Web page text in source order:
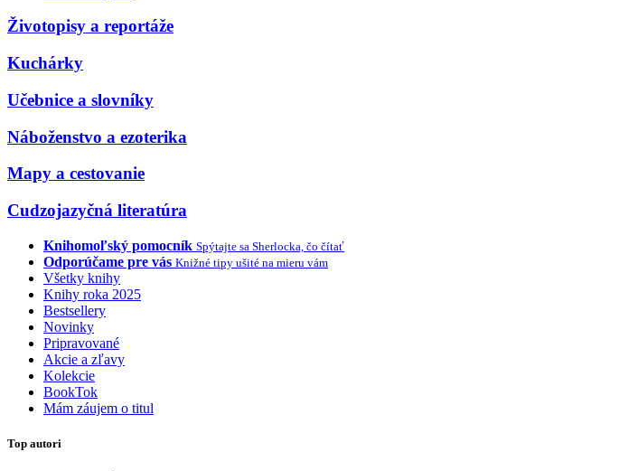
Životopisy a reportáže
Kuchárky
Učebnice a slovníky
Náboženstvo a ezoterika
Mapy a cestovanie
Cudzojazyčná literatúra
Knihomoľský pomocník Spýtajte sa Sherlocka, čo čítať
Odporúčame pre vás Knižné tipy ušité na mieru vám
Všetky knihy
Knihy roka 2025
Bestsellery
Novinky
Pripravované
Akcie a zľavy
Kolekcie
BookTok
Mám záujem o titul
Top autori